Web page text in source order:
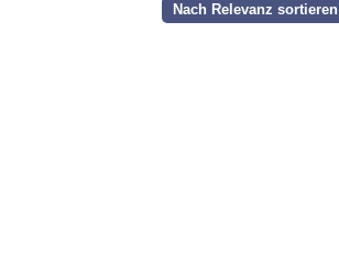
Nach Relevanz sortieren